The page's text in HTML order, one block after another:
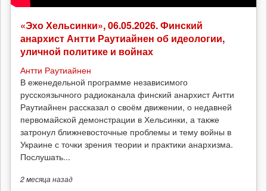
«Эхо Хельсинки», 06.05.2026. Финский
анархист Антти Раутиайнен об идеологии,
уличной политике и войнах
Антти Раутиайнен
В еженедельной программе независимого
русскоязычного радиоканала финский анархист Антти
Раутиайнен рассказал о своём движении, о недавней
первомайской демонстрации в Хельсинки, а также
затронул ближневосточные проблемы и тему войны в
Украине с точки зрения теории и практики анархизма.
Послушать...
2 месяцаназад